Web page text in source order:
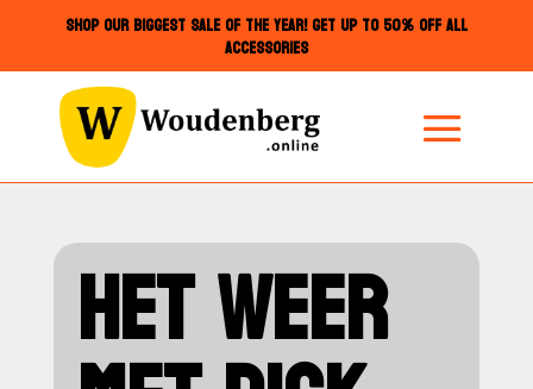
SHOP OUR BIGGEST SALE OF THE YEAR! GET UP TO 50% OFF ALL
ACCESSORIES
HET WEER